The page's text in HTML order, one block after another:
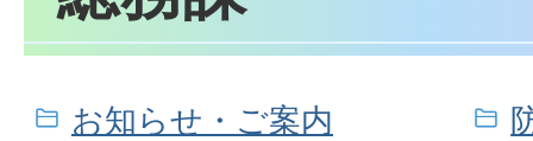
お知らせ・ご案内